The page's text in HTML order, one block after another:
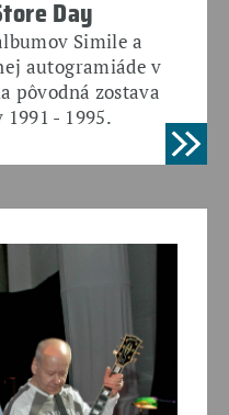
Day
Simile a
autogramiáde v
pôvodná zostava
- 1995.